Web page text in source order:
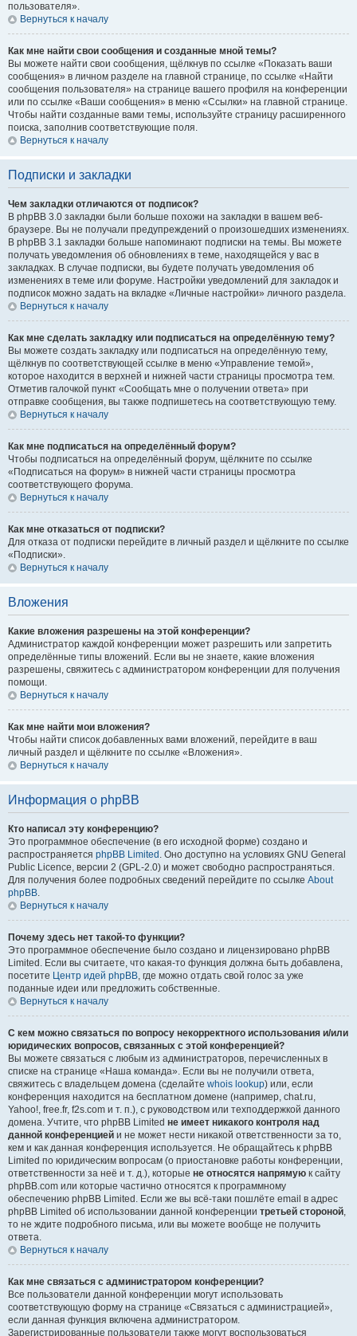
пользователя».
Вернуться к началу
Как мне найти свои сообщения и созданные мной темы?
Вы можете найти свои сообщения, щёлкнув по ссылке «Показать ваши
сообщения» в личном разделе на главной странице, по ссылке «Найти
сообщения пользователя» на странице вашего профиля на конференции
или по ссылке «Ваши сообщения» в меню «Ссылки» на главной странице.
Чтобы найти созданные вами темы, используйте страницу расширенного
поиска, заполнив соответствующие поля.
Вернуться к началу
Подписки и закладки
Чем закладки отличаются от подписок?
В phpBB 3.0 закладки были больше похожи на закладки в вашем веб-
браузере. Вы не получали предупреждений о произошедших изменениях.
В phpBB 3.1 закладки больше напоминают подписки на темы. Вы можете
получать уведомления об обновлениях в теме, находящейся у вас в
закладках. В случае подписки, вы будете получать уведомления об
изменениях в теме или форуме. Настройки уведомлений для закладок и
подписок можно задать на вкладке «Личные настройки» личного раздела.
Вернуться к началу
Как мне сделать закладку или подписаться на определённую тему?
Вы можете создать закладку или подписаться на определённую тему,
щёлкнув по соответствующей ссылке в меню «Управление темой»,
которое находится в верхней и нижней части страницы просмотра тем.
Отметив галочкой пункт «Сообщать мне о получении ответа» при
отправке сообщения, вы также подпишетесь на соответствующую тему.
Вернуться к началу
Как мне подписаться на определённый форум?
Чтобы подписаться на определённый форум, щёлкните по ссылке
«Подписаться на форум» в нижней части страницы просмотра
соответствующего форума.
Вернуться к началу
Как мне отказаться от подписки?
Для отказа от подписки перейдите в личный раздел и щёлкните по ссылке
«Подписки».
Вернуться к началу
Вложения
Какие вложения разрешены на этой конференции?
Администратор каждой конференции может разрешить или запретить
определённые типы вложений. Если вы не знаете, какие вложения
разрешены, свяжитесь с администратором конференции для получения
помощи.
Вернуться к началу
Как мне найти мои вложения?
Чтобы найти список добавленных вами вложений, перейдите в ваш
личный раздел и щёлкните по ссылке «Вложения».
Вернуться к началу
Информация о phpBB
Кто написал эту конференцию?
Это программное обеспечение (в его исходной форме) создано и
распространяется phpBB Limited . Оно доступно на условиях GNU General
Public Licence, версии 2 (GPL-2.0) и может свободно распространяться.
Для получения более подробных сведений перейдите по ссылке About
phpBB.
Вернуться к началу
Почему здесь нет такой-то функции?
Это программное обеспечение было создано и лицензировано phpBB
Limited. Если вы считаете, что какая-то функция должна быть добавлена,
посетите Центр идей phpBB, где можно отдать свой голос за уже
поданные идеи или предложить собственные.
Вернуться к началу
С кем можно связаться по вопросу некорректного использования и/или
юридических вопросов, связанных с этой конференцией?
Вы можете связаться с любым из администраторов, перечисленных в
списке на странице «Наша команда». Если вы не получили ответа,
свяжитесь с владельцем домена (сделайте whois lookup) или, если
конференция находится на бесплатном домене (например, chat.ru,
Yahoo!, free.fr, f2s.com и т. п.), с руководством или техподдержкой данного
домена. Учтите, что phpBB Limited не имеет никакого контроля над
данной конференцией и не может нести никакой ответственности за то,
кем и как данная конференция используется. Не обращайтесь к phpBB
Limited по юридическим вопросам (о приостановке работы конференции,
ответственности за неё и т. д.), которые не относятся напрямую к сайту
phpBB.com или которые частично относятся к программному
обеспечению phpBB Limited. Если же вы всё-таки пошлёте email в адрес
phpBB Limited об использовании данной конференции третьей стороной,
то не ждите подробного письма, или вы можете вообще не получить
ответа.
Вернуться к началу
Как мне связаться с администратором конференции?
Все пользователи данной конференции могут использовать
соответствующую форму на странице «Связаться с администрацией»,
если данная функция включена администратором.
Зарегистрированные пользователи также могут воспользоваться